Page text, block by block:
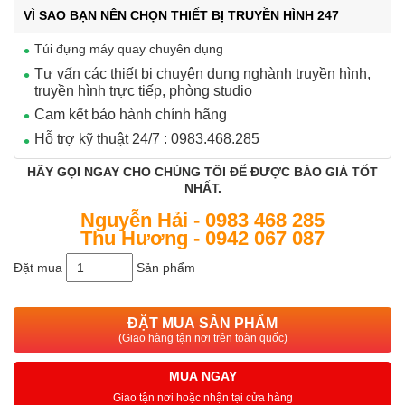
VÌ SAO BẠN NÊN CHỌN THIẾT BỊ TRUYỀN HÌNH 247
Túi đựng máy quay chuyên dụng
Tư vấn các thiết bị chuyên dụng nghành truyền hình,
truyền hình trực tiếp, phòng studio
Cam kết bảo hành chính hãng
Hỗ trợ kỹ thuật 24/7 : 0983.468.285
HÃY GỌI NGAY CHO CHÚNG TÔI ĐỂ ĐƯỢC BÁO GIÁ TỐT
NHẤT.
Nguyễn Hải - 0983 468 285
Thu Hương - 0942 067 087
Đặt mua Sản phẩm
ĐẶT MUA SẢN PHẨM
(Giao hàng tận nơi trên toàn quốc)
MUA NGAY
Giao tận nơi hoặc nhận tại cửa hàng